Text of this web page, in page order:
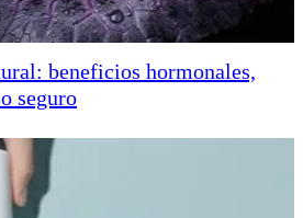
beneficios hormonales,
seguro